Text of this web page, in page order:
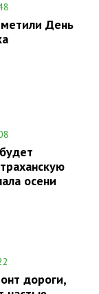
День
осени
дороги,